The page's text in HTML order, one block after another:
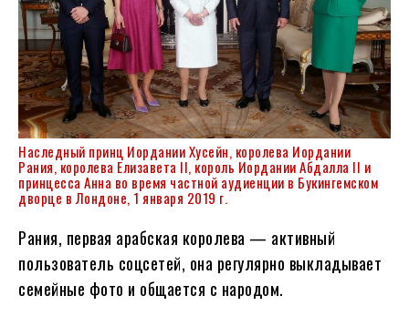
Наследный принц Иордании Хусейн, королева Иордании
Рания, королева Елизавета II, король Иордании Абдалла II и
принцесса Анна во время частной аудиенции в Букингемском
дворце в Лондоне, 1 января 2019 г.
Рания, первая арабская королева — активный
пользователь соцсетей, она регулярно выкладывает
семейные фото и общается с народом.